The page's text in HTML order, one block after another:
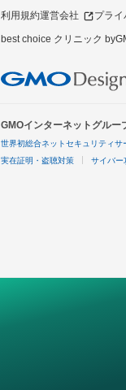
利用規約運営会社 プラ
best choice クリニック
GMOインターネットグルー
世界初総合ネットセキュリティサ
実在証明・盗聴対策 サイバー